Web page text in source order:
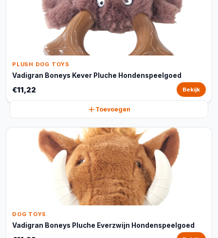
PLUSH DOG TOYS
Vadigran Boneys Kever Pluche Hondenspeelgoed
€11,22 Bekijk
Toevoegen
DOG TOYS
Vadigran Boneys Pluche Everzwijn Hondenspeelgoed